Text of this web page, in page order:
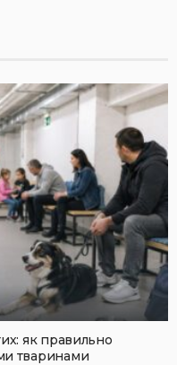
як правильно
тваринами